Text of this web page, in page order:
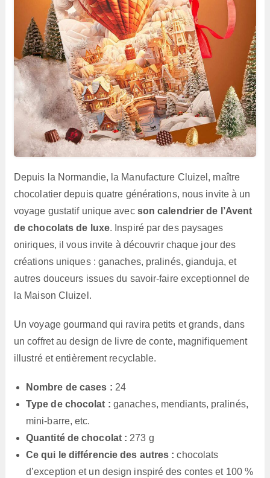
Depuis la Normandie, la Manufacture Cluizel, maître
chocolatier depuis quatre générations, nous invite à un
voyage gustatif unique avec son calendrier de l’Avent
de chocolats de luxe. Inspiré par des paysages
oniriques, il vous invite à découvrir chaque jour des
créations uniques : ganaches, pralinés, gianduja, et
autres douceurs issues du savoir-faire exceptionnel de
la Maison Cluizel.
Un voyage gourmand qui ravira petits et grands, dans
un coffret au design de livre de conte, magnifiquement
illustré et entièrement recyclable.
Nombre de cases : 24
Type de chocolat : ganaches, mendiants, pralinés,
mini-barre, etc.
Quantité de chocolat : 273 g
Ce qui le différencie des autres : chocolats
d’exception et un design inspiré des contes et 100 %